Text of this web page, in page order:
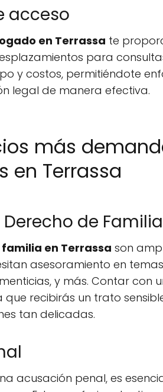
acceso
en Terrassa te
para
y costos, permitiéndote
legal de manera efectiva.
más
en Terrassa
de Familia
en Terrassa son
asesoramiento en
y más. Contar con
que recibirás un trato
tan delicadas.
acusación penal, es